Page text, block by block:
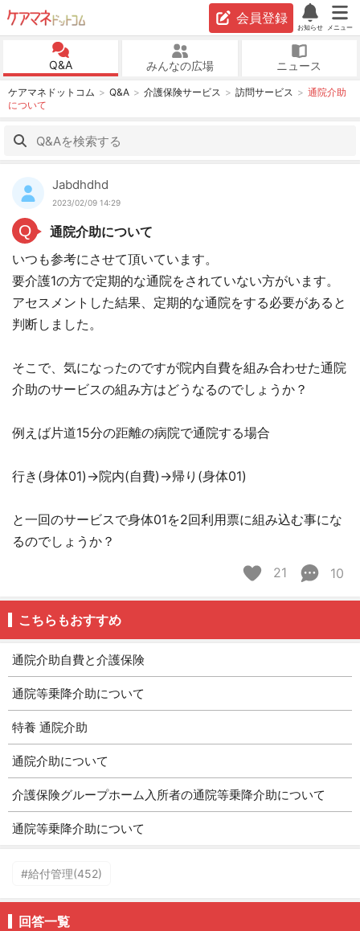
会員登録
お知らせ メニュー
Q&A みんなの広場 ニュース
ケアマネドットコム Q&A 介護保険サービス 訪問サービス
通院介助
について
Jabdhdhd
2023/02/09 14:29
Q
通院介助について
いつも参考にさせて頂いています。
要介護1の方で定期的な通院をされていない方がいます。
アセスメントした結果、定期的な通院をする必要があると
判断しました。
そこで、気になったのですが院内自費を組み合わせた通院
介助のサービスの組み方はどうなるのでしょうか？
例えば片道15分の距離の病院で通院する場合
行き(身体01)→院内(自費)→帰り(身体01)
と一回のサービスで身体01を2回利用票に組み込む事にな
るのでしょうか？
21
10
こちらもおすすめ
通院介助自費と介護保険
通院等乗降介助について
特養 通院介助
通院介助について
介護保険グループホーム入所者の通院等乗降介助について
通院等乗降介助について
#給付管理(452)
回答一覧